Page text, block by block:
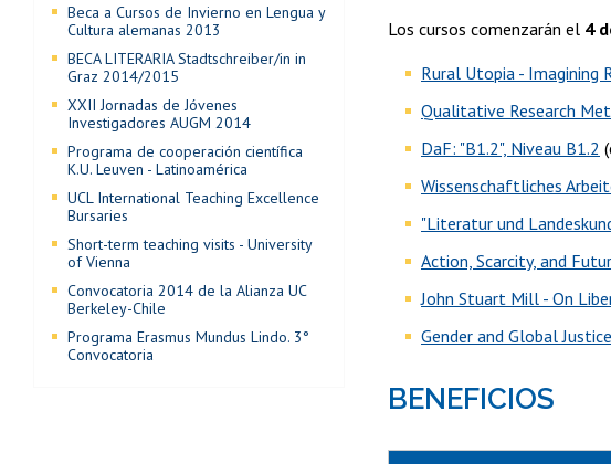
Los cursos comenzarán el 4
Rural Utopia - Imagining
Qualitative Research
DaF: "B1.2", Niveau B1.2
Wissenschaftliches
"Literatur und
Action, Scarcity, and
John Stuart Mill - On
Gender and Global Justice
BENEFICIOS
Beca a Cursos de Invierno en Lengua y
Cultura alemanas 2013
BECA LITERARIA Stadtschreiber/in in
Graz 2014/2015
XXII Jornadas de Jóvenes
Investigadores AUGM 2014
Programa de cooperación científica
K.U. Leuven - Latinoamérica
UCL International Teaching Excellence
Bursaries
Short-term teaching visits - University
of Vienna
Convocatoria 2014 de la Alianza UC
Berkeley-Chile
Programa Erasmus Mundus Lindo. 3°
Convocatoria